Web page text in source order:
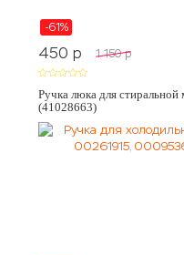
-61%
450 p 1 150 p
Ручка люка для
(41028663)